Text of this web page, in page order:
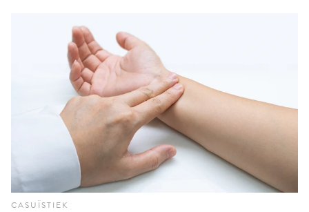
CASUÏSTIEK